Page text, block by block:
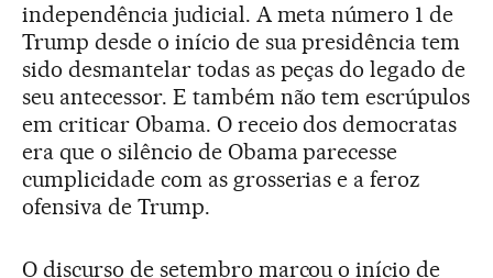
independência judicial. A meta número 1 de
Trump desde o início de sua presidência tem
sido desmantelar todas as peças do legado de
seu antecessor. E também não tem escrúpulos
em criticar Obama. O receio dos democratas
era que o silêncio de Obama parecesse
cumplicidade com as grosserias e a feroz
ofensiva de Trump.
O discurso de setembro marcou o início de